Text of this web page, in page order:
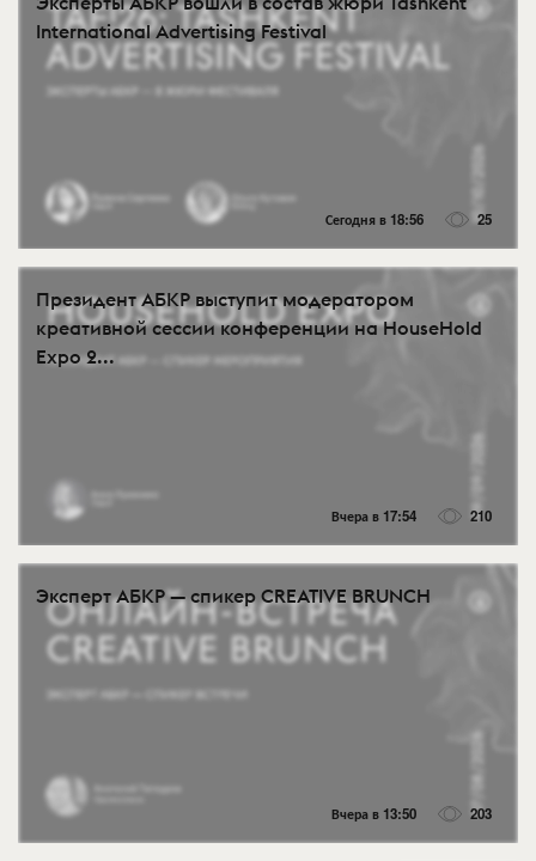
International Advertising Festival
Сегодня в 18:56 25
Президент АБКР выступит модератором
креативной сессии конференции на HouseHold
Expo 2...
Вчера в 17:54 210
Эксперт АБКР — спикер CREATIVE BRUNCH
Вчера в 13:50 203